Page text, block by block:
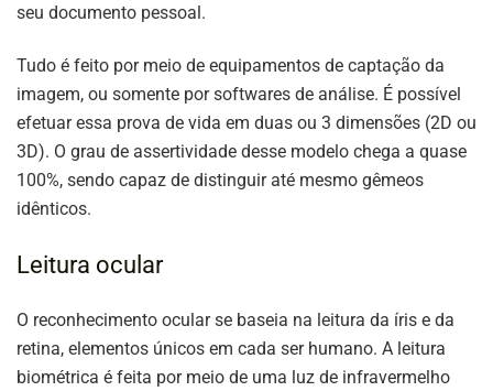
seu documento pessoal.
Tudo é feito por meio de equipamentos de captação da
imagem, ou somente por softwares de análise. É possível
efetuar essa prova de vida em duas ou 3 dimensões (2D ou
3D). O grau de assertividade desse modelo chega a quase
100%, sendo capaz de distinguir até mesmo gêmeos
idênticos.
Leitura ocular
O reconhecimento ocular se baseia na leitura da íris e da
retina, elementos únicos em cada ser humano. A leitura
biométrica é feita por meio de uma luz de infravermelho